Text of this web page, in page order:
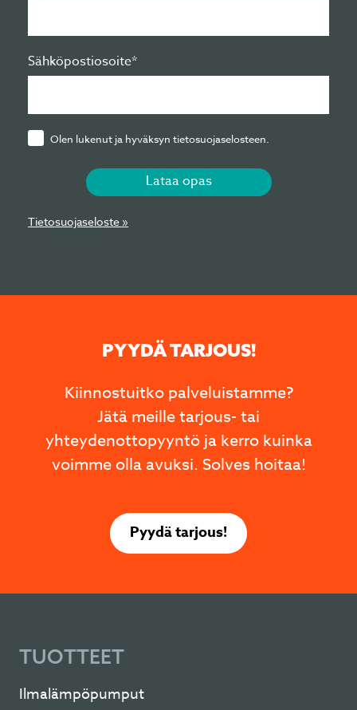
Sähköpostiosoite*
Olen lukenut ja hyväksyn tietosuojaselosteen.
Lataa opas
Tietosuojaseloste »
PYYDÄ TARJOUS!
Kiinnostuitko palveluistamme?
Jätä meille tarjous- tai
yhteydenottopyyntö ja kerro kuinka
voimme olla avuksi. Solves hoitaa!
Pyydä tarjous!
TUOTTEET
Ilmalämpöpumput